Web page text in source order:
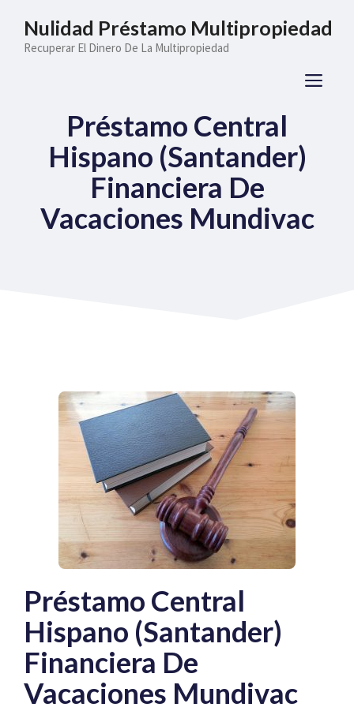
contenido
Nulidad Préstamo Multipropiedad
Recuperar El Dinero De La Multipropiedad
Préstamo Central
Hispano (Santander)
Financiera De
Vacaciones Mundivac
Préstamo Central
Hispano (Santander)
Financiera De
Vacaciones Mundivac